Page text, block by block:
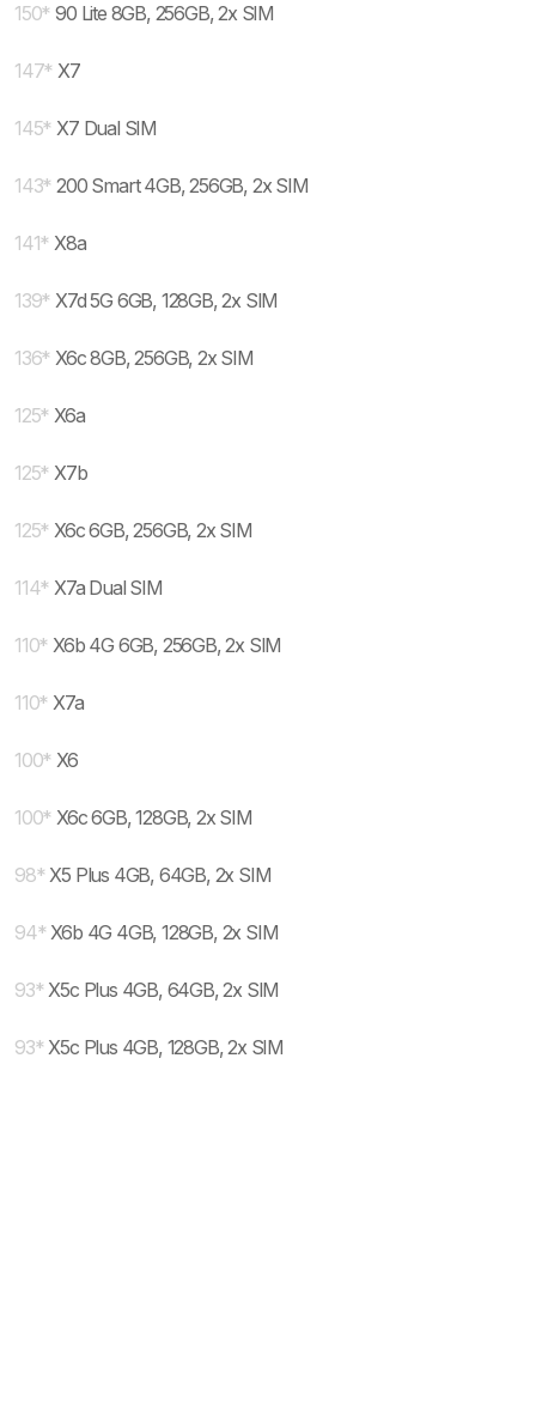
150* 90 Lite 8GB, 256GB, 2x SIM
147* X7
145* X7 Dual SIM
143* 200 Smart 4GB, 256GB, 2x SIM
141* X8a
139* X7d 5G 6GB, 128GB, 2x SIM
136* X6c 8GB, 256GB, 2x SIM
125* X6a
125* X7b
125* X6c 6GB, 256GB, 2x SIM
114* X7a Dual SIM
110* X6b 4G 6GB, 256GB, 2x SIM
110* X7a
100* X6
100* X6c 6GB, 128GB, 2x SIM
98* X5 Plus 4GB, 64GB, 2x SIM
94* X6b 4G 4GB, 128GB, 2x SIM
93* X5c Plus 4GB, 64GB, 2x SIM
93* X5c Plus 4GB, 128GB, 2x SIM